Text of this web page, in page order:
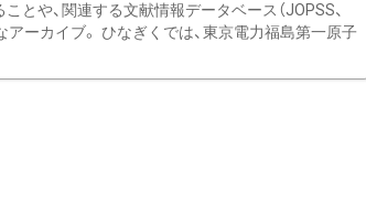
や、関連する文献情報データベース（JOPSS、
アーカイブ。 ひなぎくでは、東京電力福島第一原子